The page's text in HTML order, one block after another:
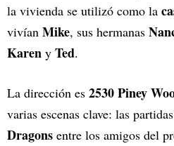
la vivienda se utilizó como la
vivían Mike, sus hermanas
Karen y Ted.
La dirección es 2530 Piney
varias escenas clave: las
Dragons entre los amigos del